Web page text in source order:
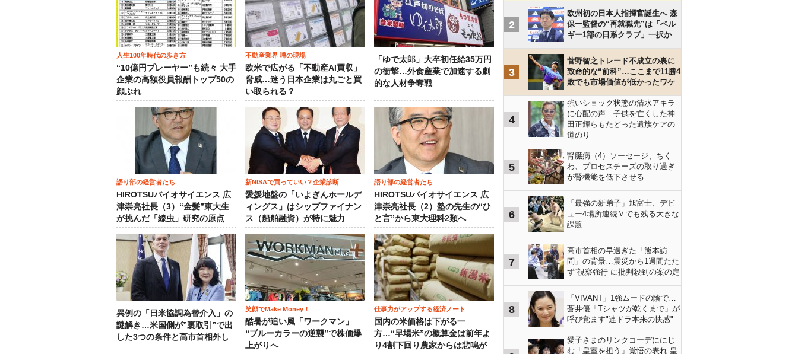
人生100年時代の歩き方
“10億円プレーヤー”も続々 大手
企業の高額役員報酬トップ50の
顔ぶれ
不動産業界 噂の現場
欧米で広がる「不動産AI買収」
脅威…迷う日本企業は丸ごと買
い取られる？
「ゆで太郎」大卒初任給35万円
の衝撃…外食産業で加速する劇
的な人材争奪戦
語り部の経営者たち
HIROTSUバイオサイエンス 広
津崇亮社長（3）“金髪”東大生
が挑んだ「線虫」研究の原点
新NISAで買っていい？企業診断
愛媛地盤の「いよぎんホールデ
ィングス」はシップファイナン
ス（船舶融資）が特に魅力
語り部の経営者たち
HIROTSUバイオサイエンス 広
津崇亮社長（2）塾の先生の“ひ
と言”から東大理科2類へ
異例の「日米協調為替介入」の
謎解き…米国側が”裏取引”で出
した3つの条件と高市首相外し
笑顔でMake Money！
酷暑が追い風「ワークマン」
“ブルーカラーの逆襲”で株価爆
上がりへ
仕事力がアップする経済ノート
国内の米価格は下がる一
方…“早場米”の概算金は前年よ
り4割下回り農家からは悲鳴が
2
欧州初の日本人指揮官誕生へ 森
保一監督の“再就職先”は「ベル
ギー1部の日系クラブ」一択か
3
菅野智之トレード不成立の裏に
致命的な“前科”…ここまで11勝4
敗でも市場価値が低かったワケ
4
強いショック状態の清水アキラ
に心配の声…子供を亡くした神
田正輝らもたどった遺族ケアの
道のり
5
腎臓病（4）ソーセージ、ちく
わ、プロセスチーズの取り過ぎ
が腎機能を低下させる
6
「最強の新弟子」旭富士、デビ
ュー4場所連続Ｖでも残る大きな
課題
7
高市首相の早過ぎた「熊本訪
問」の背景…震災から1週間たた
ず“視察強行”に批判殺到の案の定
8
「VIVANT」1強ムードの陰で…
蒼井優「Tシャツが乾くまで」が
呼び覚ます"連ドラ本来の快感"
愛子さまのリンクコーデににじ
む「皇室を担う」覚悟の表れ 皇